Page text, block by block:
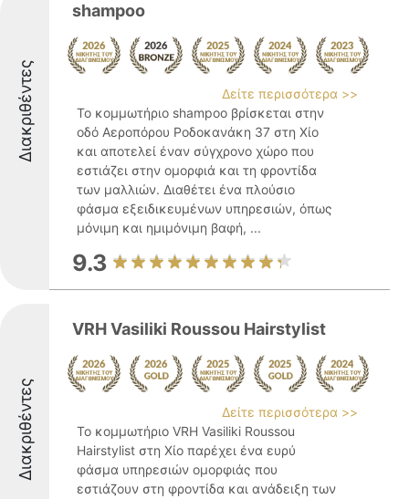
Διακριθέντες
shampoo
Δείτε περισσότερα >>
Το κομμωτήριο shampoo βρίσκεται στην
οδό Αεροπόρου Ροδοκανάκη 37 στη Χίο
και αποτελεί έναν σύγχρονο χώρο που
εστιάζει στην ομορφιά και τη φροντίδα
των μαλλιών. Διαθέτει ένα πλούσιο
φάσμα εξειδικευμένων υπηρεσιών, όπως
μόνιμη και ημιμόνιμη βαφή, ...
9.3
Διακριθέντες
VRH Vasiliki Roussou Hairstylist
Δείτε περισσότερα >>
Το κομμωτήριο VRH Vasiliki Roussou
Hairstylist στη Χίο παρέχει ένα ευρύ
φάσμα υπηρεσιών ομορφιάς που
εστιάζουν στη φροντίδα και ανάδειξη των